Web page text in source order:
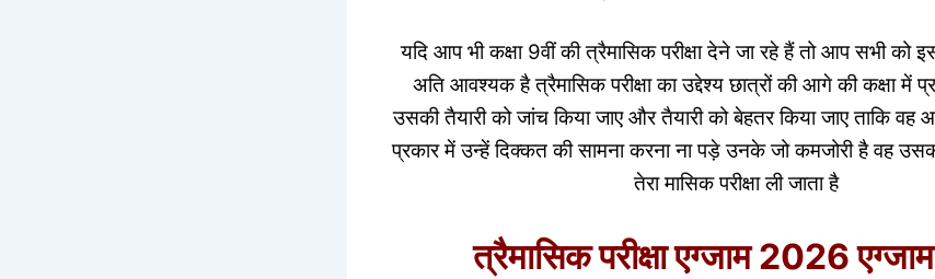
यदि आप भी कक्षा 9वीं की त्रैमासिक परीक्षा देने जा रहे हैं तो आप सभी को इस
अति आवश्यक है त्रैमासिक परीक्षा का उद्देश्य छात्रों की आगे की कक्षा में
उसकी तैयारी को जांच किया जाए और तैयारी को बेहतर किया जाए ताकि वह
प्रकार में उन्हें दिक्कत की सामना करना ना पड़े उनके जो कमजोरी है वह
तेरा मासिक परीक्षा ली जाता है
त्रैमासिक परीक्षा एग्जाम 2026